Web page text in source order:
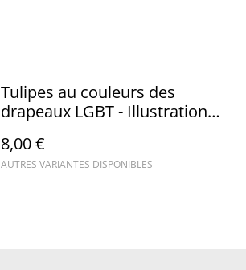
Tulipes au couleurs des
drapeaux LGBT - Illustration
8,00 €
AUTRES VARIANTES DISPONIBLES